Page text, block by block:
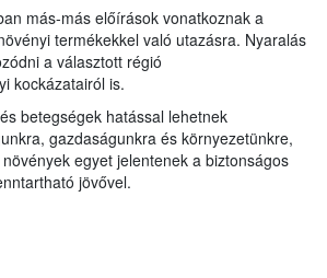
más-más előírások vonatkoznak a
termékekkel való utazásra. Nyaralás
a választott régió
kockázatairól is.
betegségek hatással lehetnek
gazdaságunkra és környezetünkre,
egyet jelentenek a biztonságos
jövővel.